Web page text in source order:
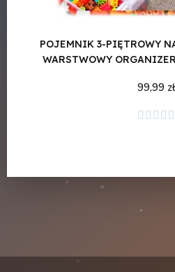
POJEMNIK 3-PIĘTROWY
WARSTWOWY
99,99 zł
    
Dodaj do